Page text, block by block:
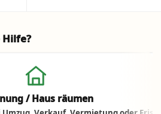
Jetzt anrufen
Hilfe?
/ Haus räumen